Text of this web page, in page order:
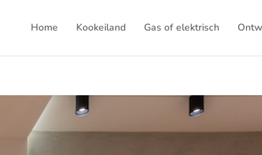
Home Kookeiland Gas of elektrisch